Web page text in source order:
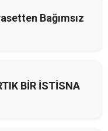
Bağımsız
BİR İSTİSNA